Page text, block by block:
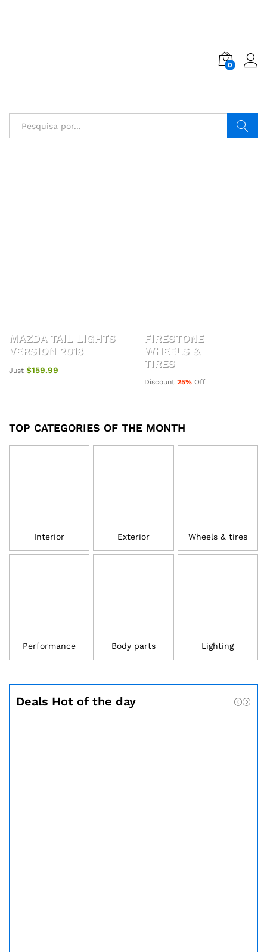
0
MAZDA TAIL LIGHTS
VERSION 2018
Just $159.99
FIRESTONE
WHEELS &
TIRES
Discount 25% Off
TOP CATEGORIES OF THE MONTH
Interior
Performance
Exterior
Body parts
Wheels & tires
Lighting
Deals Hot of the day